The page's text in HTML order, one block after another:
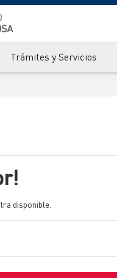
Trámites y Servicios
disponible.